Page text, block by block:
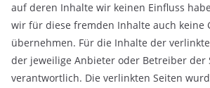
auf deren Inhalte wir keinen Einfluss
wir für diese fremden Inhalte auch keine
übernehmen. Für die Inhalte der
der jeweilige Anbieter oder Betreiber der
verantwortlich. Die verlinkten Seiten